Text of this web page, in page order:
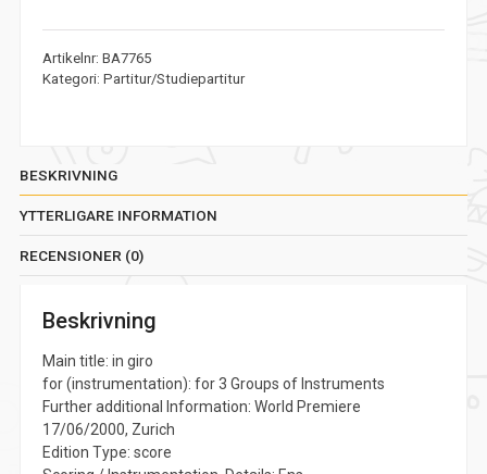
Artikelnr: BA7765
Kategori: Partitur/Studiepartitur
BESKRIVNING
YTTERLIGARE INFORMATION
RECENSIONER (0)
Beskrivning
Main title: in giro
for (instrumentation): for 3 Groups of Instruments
Further additional Information: World Premiere
17/06/2000, Zurich
Edition Type: score